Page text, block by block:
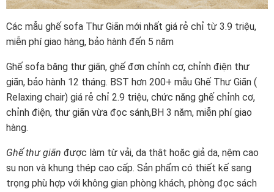
Các mẫu ghế sofa Thư Giãn mới nhất giá rẻ chỉ từ 3.9 triệu,
miễn phí giao hàng, bảo hành đến 5 năm
Ghế sofa băng thư giãn, ghế đơn chỉnh cơ, chỉnh điện thư
giãn, bảo hành 12 tháng. BST hơn 200+ mẫu Ghế Thư Giãn (
Relaxing chair) giá rẻ chỉ 2.9 triệu, chức năng ghế chỉnh cơ,
chỉnh điện, thư giãn vừa đọc sánh,BH 3 năm, miễn phí giao
hàng.
Ghế thư giãn được làm từ vải, da thật hoặc giả da, nệm cao
su non và khung thép cao cấp. Sản phẩm có thiết kế sang
trọng phù hợp với không gian phòng khách, phòng đọc sách